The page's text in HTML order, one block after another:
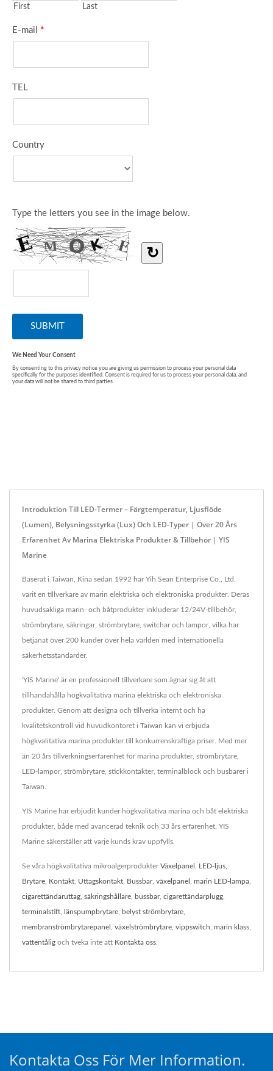
Introduktion Till LED-Termer – Färgtemperatur, Ljusflöde
(Lumen), Belysningsstyrka (Lux) Och LED-Typer | Över 20 Års
Erfarenhet Av Marina Elektriska Produkter & Tillbehör | YIS
Marine
Baserat i Taiwan, Kina sedan 1992 har Yih Sean Enterprise Co., Ltd.
varit en tillverkare av marin elektriska och elektroniska produkter. Deras
huvudsakliga marin- och båtprodukter inkluderar 12/24V-tillbehör,
strömbrytare, säkringar, strömbrytare, switchar och lampor, vilka har
betjänat över 200 kunder över hela världen med internationella
säkerhetsstandarder.
'YIS Marine' är en professionell tillverkare som ägnar sig åt att
tillhandahålla högkvalitativa marina elektriska och elektroniska
produkter. Genom att designa och tillverka internt och ha
kvalitetskontroll vid huvudkontoret i Taiwan kan vi erbjuda
högkvalitativa marina produkter till konkurrenskraftiga priser. Med mer
än 20 års tillverkningserfarenhet för marina produkter, strömbrytare,
LED-lampor, strömbrytare, stickkontakter, terminalblock och busbarer i
Taiwan.
YIS Marine har erbjudit kunder högkvalitativa marina och båt elektriska
produkter, både med avancerad teknik och 33 års erfarenhet, YIS
Marine säkerställer att varje kunds krav uppfylls.
Se våra högkvalitativa mikroalgerprodukterVäxelpanel LED-ljus
Brytare Kontakt Uttagskontakt Bussbar, växelpanel marin LED-lampa
cigarettändaruttag säkringshållare bussbar, cigarettändarplugg
terminalstift länspumpbrytare belyst strömbrytare
membranströmbrytarepanel växelströmbrytare vippswitch marin klass
vattentålig och tveka inte att Kontakta oss
Kontakta Oss För Mer Information.